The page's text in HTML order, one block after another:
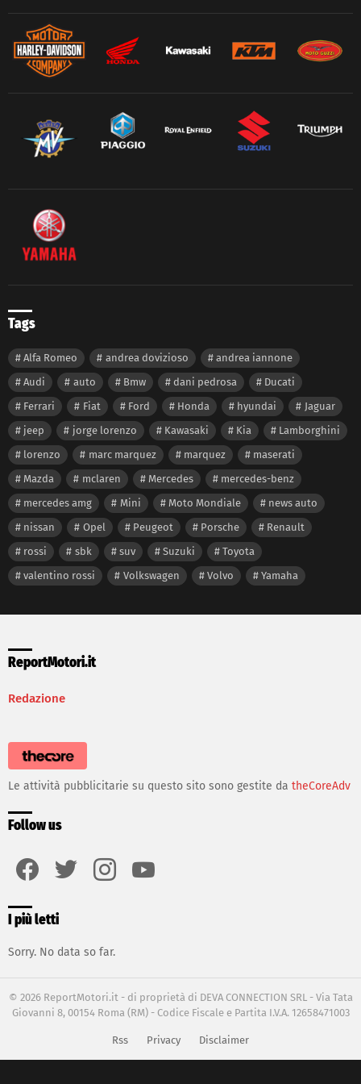
Tags
Alfa Romeo andrea dovizioso
andrea iannone
Audi
auto Bmw dani pedrosa
Ducati
Ferrari
Fiat Ford Honda hyundai
Jaguar
jeep
jorge lorenzo Kawasaki Kia
Lamborghini
lorenzo
marc marquez marquez
maserati
Mazda
mclaren Mercedes
mercedes-benz
mercedes amg
Mini Moto Mondiale
news auto
nissan
Opel Peugeot Porsche
Renault
rossi
sbk suv Suzuki
Toyota
valentino rossi
Volkswagen Volvo Yamaha
ReportMotori.it
Redazione
Le attività pubblicitarie su questo sito sono gestite da theCoreAdv
Follow us
I più letti
Sorry. No data so far.
© 2026 ReportMotori.it - di proprietà di DEVA CONNECTION SRL - Via Tata
Giovanni 8, 00154 Roma (RM) - Codice Fiscale e Partita I.V.A. 12658471003
Rss Privacy Disclaimer